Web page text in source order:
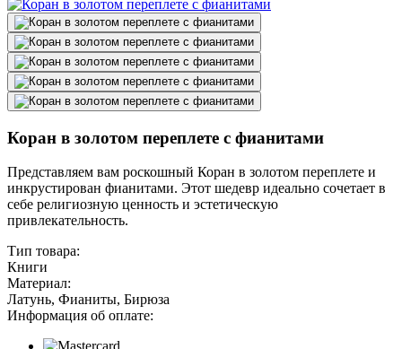
Коран в золотом переплете с фианитами
Представляем вам роскошный Коран в золотом переплете и
инкрустирован фианитами. Этот шедевр идеально сочетает в
себе религиозную ценность и эстетическую
привлекательность.
Тип товара:
Книги
Материал:
Латунь, Фианиты, Бирюза
Информация об оплате: